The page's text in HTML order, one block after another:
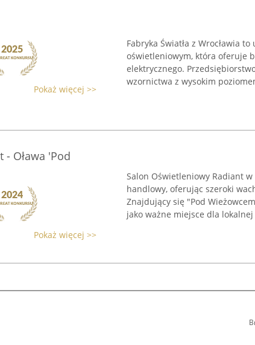
Pokaż więcej >>
Fabryka Światła z Wrocławia
oświetleniowym, która oferuje
elektrycznego.
wzornictwa z wysokim
- Oława 'Pod
Pokaż więcej >>
Salon Oświetleniowy Radiant
handlowy, oferując szeroki
Znajdujący się "Pod
jako ważne miejsce dla lokalnej